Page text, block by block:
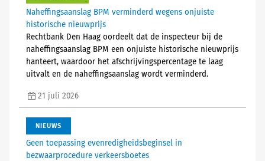
Naheffingsaanslag BPM verminderd wegens onjuiste
historische nieuwprijs
Rechtbank Den Haag oordeelt dat de inspecteur bij de
naheffingsaanslag BPM een onjuiste historische nieuwprijs
hanteert, waardoor het afschrijvingspercentage te laag
uitvalt en de naheffingsaanslag wordt verminderd.
21 juli 2026
NIEUWS
Geen toepassing evenredigheidsbeginsel in
bezwaarprocedure verkeersboetes